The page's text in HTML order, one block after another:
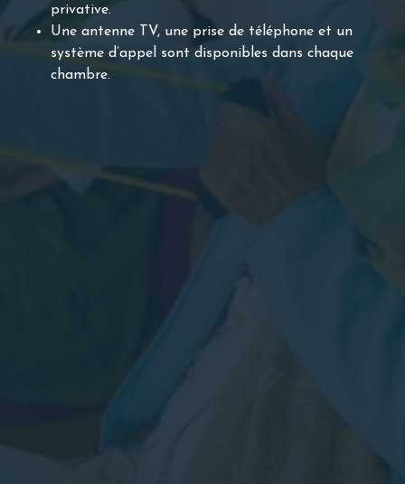
privative.
Une antenne TV, une prise de téléphone et un
système d’appel sont disponibles dans chaque
chambre.